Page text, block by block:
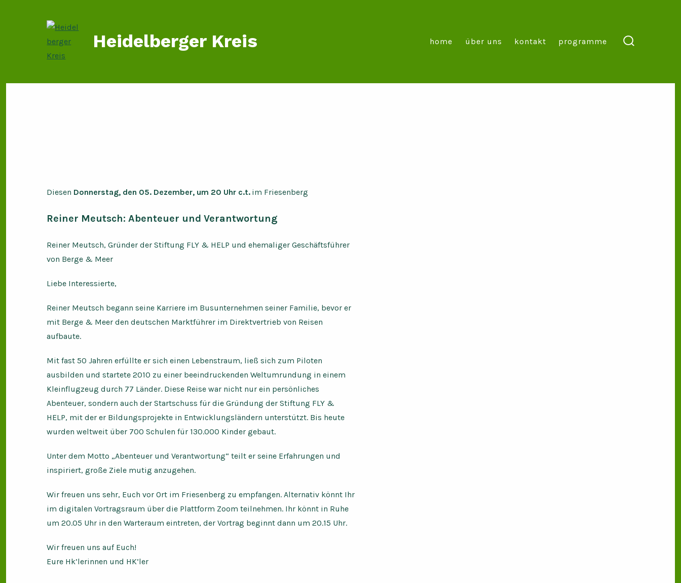
Heidelberger Kreis home über uns kontakt programme
Diesen Donnerstag, den 05. Dezember, um 20 Uhr c.t. im Friesenberg
Reiner Meutsch: Abenteuer und Verantwortung
Reiner Meutsch, Gründer der Stiftung FLY & HELP und ehemaliger Geschäftsführer
von Berge & Meer
Liebe Interessierte,
Reiner Meutsch begann seine Karriere im Busunternehmen seiner Familie, bevor er
mit Berge & Meer den deutschen Marktführer im Direktvertrieb von Reisen
aufbaute.
Mit fast 50 Jahren erfüllte er sich einen Lebenstraum, ließ sich zum Piloten
ausbilden und startete 2010 zu einer beeindruckenden Weltumrundung in einem
Kleinflugzeug durch 77 Länder. Diese Reise war nicht nur ein persönliches
Abenteuer, sondern auch der Startschuss für die Gründung der Stiftung FLY &
HELP, mit der er Bildungsprojekte in Entwicklungsländern unterstützt. Bis heute
wurden weltweit über 700 Schulen für 130.000 Kinder gebaut.
Unter dem Motto „Abenteuer und Verantwortung“ teilt er seine Erfahrungen und
inspiriert, große Ziele mutig anzugehen.
Wir freuen uns sehr, Euch vor Ort im Friesenberg zu empfangen. Alternativ könnt Ihr
im digitalen Vortragsraum über die Plattform Zoom teilnehmen. Ihr könnt in Ruhe
um 20.05 Uhr in den Warteraum eintreten, der Vortrag beginnt dann um 20.15 Uhr.
Wir freuen uns auf Euch!
Eure Hk’lerinnen und HK’ler